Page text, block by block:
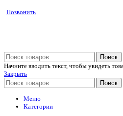
Позвонить
Поиск
Начните вводить текст, чтобы увидеть
Закрыть
Поиск
Меню
Категории